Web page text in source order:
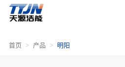
首页 产品 明阳